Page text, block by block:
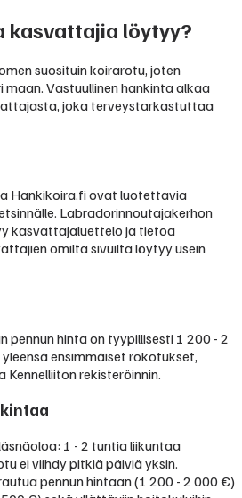
kasvattajia löytyy?
suosituin koirarotu, joten
Vastuullinen hankinta alkaa
joka terveystarkastuttaa
Hankikoira.fi ovat luotettavia
Labradorinnoutajakerhon
kasvattajaluettelo ja tietoa
omilta sivuilta löytyy usein
pennun hinta on tyypillisesti 1 200 - 2
ensimmäiset rokotukset,
Kennelliiton rekisteröinnin.
1 - 2 tuntia liikuntaa
ei viihdy pitkiä päiviä yksin.
pennun hintaan (1 200 - 2 000 €)